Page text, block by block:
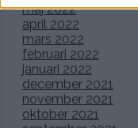
maj 2022
april 2022
mars 2022
februari 2022
januari 2022
december 2021
november 2021
oktober 2021